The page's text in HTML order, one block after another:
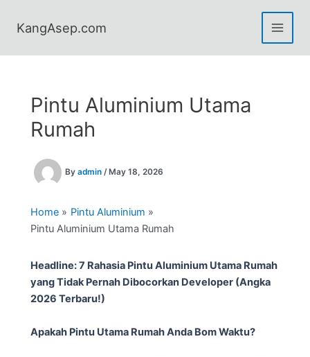
KangAsep.com
Pintu Aluminium Utama
Rumah
By admin / May 18, 2026
Home
Pintu Aluminium
Pintu Aluminium Utama Rumah
Headline: 7 Rahasia Pintu Aluminium Utama Rumah
yang Tidak Pernah Dibocorkan Developer (Angka
2026 Terbaru!)
Apakah Pintu Utama Rumah Anda Bom Waktu?